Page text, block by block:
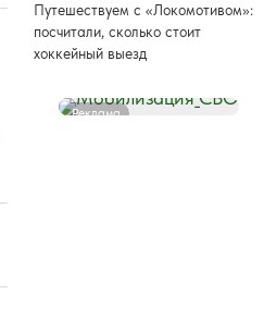
Путешествуем с «Локомотивом»:
посчитали, сколько стоит
хоккейный выезд
Реклама